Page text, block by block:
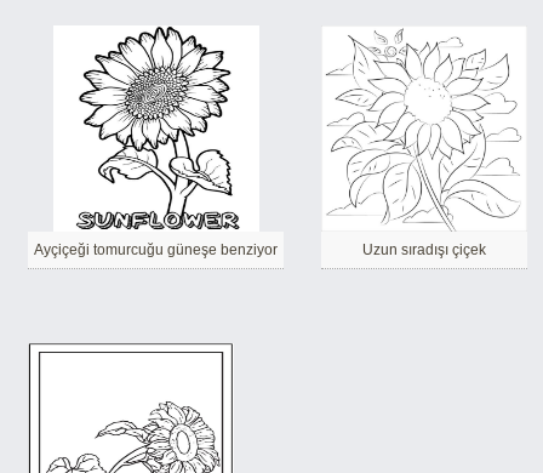
Ayçiçeği tomurcuğu güneşe benziyor Uzun sıradışı çiçek